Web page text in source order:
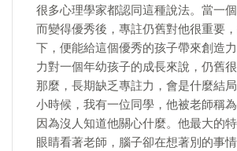
很多心理學家都認同這種說法。當一
而變得優秀後，專註仍舊對他很重要
下，便能給這個優秀的孩子帶來創造
力對一個年幼孩子的成長來說，仍舊很
那麼，長期缺乏專註力，會是什麼結局
小時候，我有一位同學，他被老師稱
因為沒人知道他關心什麼。他最大的
眼睛看著老師，腦子卻在想著別的事